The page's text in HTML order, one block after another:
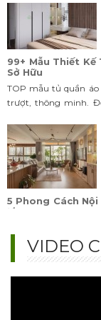
99+ Mẫu Thiết
Sở Hữu
TOP mẫu tủ quần
trượt, thông minh.
ngay!
5 Phong Cách
Ưu
Khám phá 5
Minimalism, Hi-tech,
VIDEO